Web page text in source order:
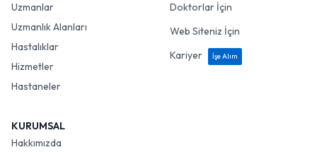
Uzmanlar
Uzmanlık Alanları
Hastalıklar
Hizmetler
Hastaneler
Doktorlar İçin
Web Siteniz İçin
Kariyer
İşe Alım
KURUMSAL
Hakkımızda